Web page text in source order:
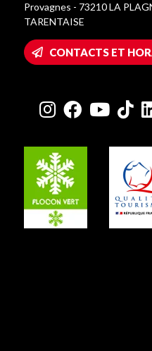
Provagnes - 73210 LA
TARENTAISE
CONTACTS ET